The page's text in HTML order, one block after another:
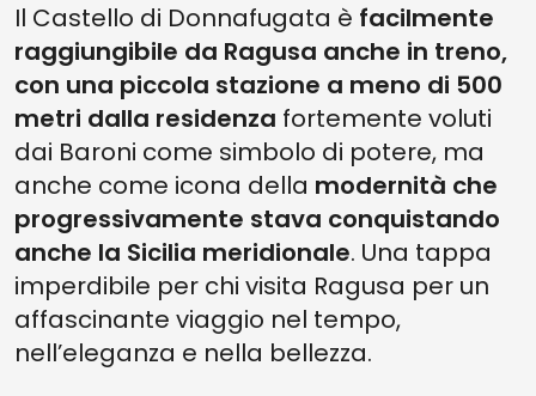
Il Castello di Donnafugata è facilmente
raggiungibile da Ragusa anche in treno,
con una piccola stazione a meno di 500
metri dalla residenza fortemente voluti
dai Baroni come simbolo di potere, ma
anche come icona della modernità che
progressivamente stava conquistando
anche la Sicilia meridionale. Una tappa
imperdibile per chi visita Ragusa per un
affascinante viaggio nel tempo,
nell’eleganza e nella bellezza.